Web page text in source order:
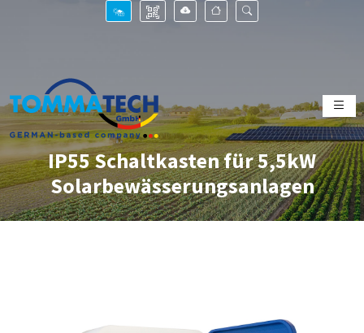
IP55 Schaltkasten für 5,5kW
Solarbewässerungsanlagen